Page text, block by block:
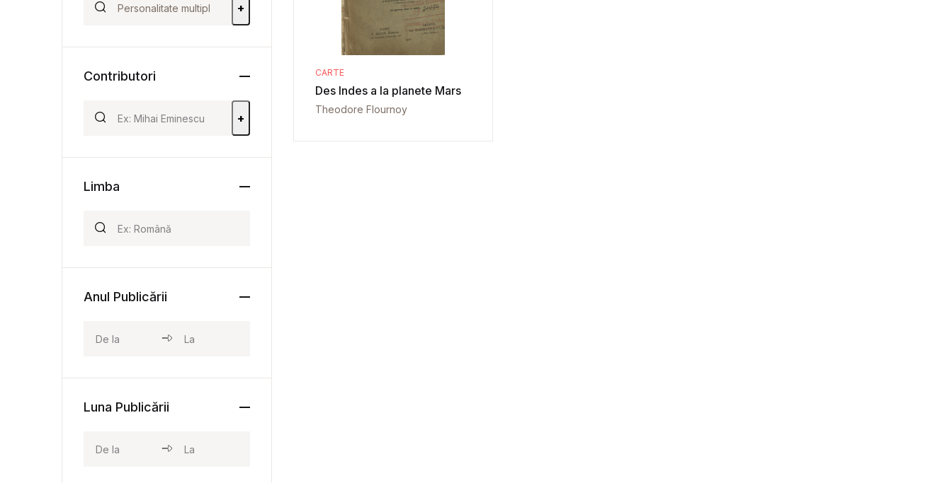
CARTE
Des Indes a la planete Mars
Theodore Flournoy
+
Contributori
+
Limba
Anul Publicării
Luna Publicării